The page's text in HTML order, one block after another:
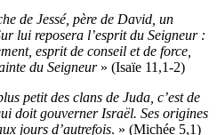
de Jessé, père de David, un
lui reposera l’esprit du Seigneur :
esprit de conseil et de force,
du Seigneur» (Isaïe 11,1-2)
petit des clans de Juda, c’est de
doit gouverner Israël. Ses origines
jours d’autrefois. » (Michée 5,1)